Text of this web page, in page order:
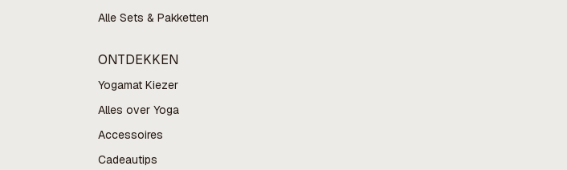
Alle Sets & Pakketten
ONTDEKKEN
Yogamat Kiezer
Alles over Yoga
Accessoires
Cadeautips